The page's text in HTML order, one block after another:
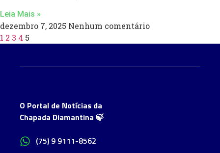
Leia Mais »
dezembro 7, 2025 Nenhum comentário
1 2 3 4 5
O Portal de Notícias da
Chapada Diamantina 🍃
(75) 9 9111-8562